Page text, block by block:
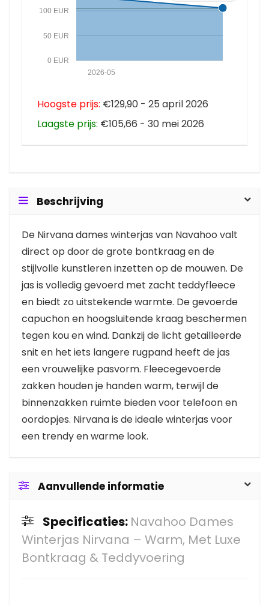
0 EUR
50 EUR
100 EUR
2026-05
Hoogste prijs: €129,90 - 25 april 2026
Laagste prijs: €105,66 - 30 mei 2026
Beschrijving
De Nirvana dames winterjas van Navahoo valt
direct op door de grote bontkraag en de
stijlvolle kunstleren inzetten op de mouwen. De
jas is volledig gevoerd met zacht teddyfleece
en biedt zo uitstekende warmte. De gevoerde
capuchon en hoogsluitende kraag beschermen
tegen kou en wind. Dankzij de licht getailleerde
snit en het iets langere rugpand heeft de jas
een vrouwelijke pasvorm. Fleecegevoerde
zakken houden je handen warm, terwijl de
binnenzakken ruimte bieden voor telefoon en
oordopjes. Nirvana is de ideale winterjas voor
een trendy en warme look.
Aanvullende informatie
Specificaties: Navahoo Dames
Winterjas Nirvana – Warm, Met Luxe
Bontkraag & Teddyvoering